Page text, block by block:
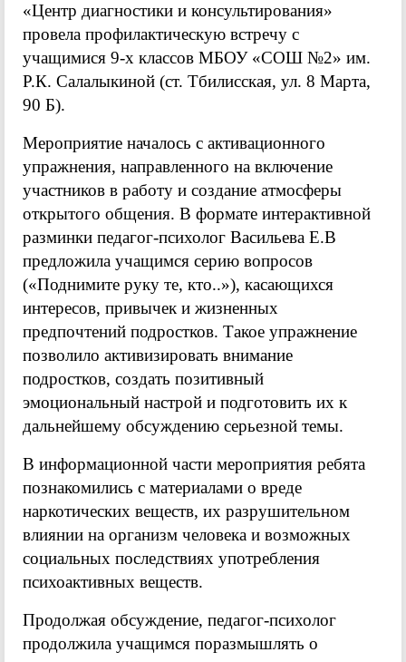
«Центр диагностики и консультирования»
провела профилактическую встречу с
учащимися 9-х классов МБОУ «СОШ №2» им.
Р.К. Салалыкиной (ст. Тбилисская, ул. 8 Марта,
90 Б).
Мероприятие началось с активационного
упражнения, направленного на включение
участников в работу и создание атмосферы
открытого общения. В формате интерактивной
разминки педагог-психолог Васильева Е.В
предложила учащимся серию вопросов
(«Поднимите руку те, кто..»), касающихся
интересов, привычек и жизненных
предпочтений подростков. Такое упражнение
позволило активизировать внимание
подростков, создать позитивный
эмоциональный настрой и подготовить их к
дальнейшему обсуждению серьезной темы.
В информационной части мероприятия ребята
познакомились с материалами о вреде
наркотических веществ, их разрушительном
влиянии на организм человека и возможных
социальных последствиях употребления
психоактивных веществ.
Продолжая обсуждение, педагог-психолог
продолжила учащимся поразмышлять о